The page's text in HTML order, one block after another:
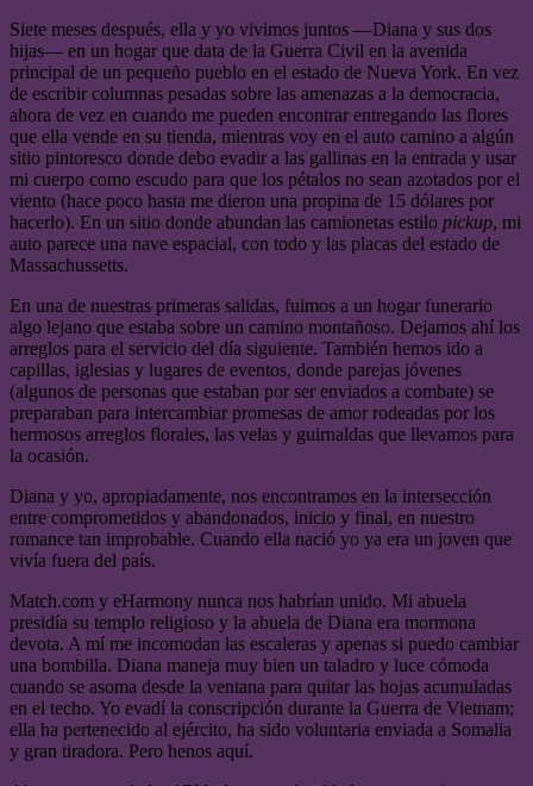
Siete meses después, ella y yo vivimos juntos —Diana y sus dos
hijas— en un hogar que data de la Guerra Civil en la avenida
principal de un pequeño pueblo en el estado de Nueva York. En vez
de escribir columnas pesadas sobre las amenazas a la democracia,
ahora de vez en cuando me pueden encontrar entregando las flores
que ella vende en su tienda, mientras voy en el auto camino a algún
sitio pintoresco donde debo evadir a las gallinas en la entrada y usar
mi cuerpo como escudo para que los pétalos no sean azotados por el
viento (hace poco hasta me dieron una propina de 15 dólares por
hacerlo). En un sitio donde abundan las camionetas estilo pickup, mi
auto parece una nave espacial, con todo y las placas del estado de
Massachussetts.
En una de nuestras primeras salidas, fuimos a un hogar funerario
algo lejano que estaba sobre un camino montañoso. Dejamos ahí los
arreglos para el servicio del día siguiente. También hemos ido a
capillas, iglesias y lugares de eventos, donde parejas jóvenes
(algunos de personas que estaban por ser enviados a combate) se
preparaban para intercambiar promesas de amor rodeadas por los
hermosos arreglos florales, las velas y guirnaldas que llevamos para
la ocasión.
Diana y yo, apropiadamente, nos encontramos en la intersección
entre comprometidos y abandonados, inicio y final, en nuestro
romance tan improbable. Cuando ella nació yo ya era un joven que
vivía fuera del país.
Match.com y eHarmony nunca nos habrían unido. Mi abuela
presidía su templo religioso y la abuela de Diana era mormona
devota. A mí me incomodan las escaleras y apenas si puedo cambiar
una bombilla. Diana maneja muy bien un taladro y luce cómoda
cuando se asoma desde la ventana para quitar las hojas acumuladas
en el techo. Yo evadí la conscripción durante la Guerra de Vietnam;
ella ha pertenecido al ejército, ha sido voluntaria enviada a Somalia
y gran tiradora. Pero henos aquí.